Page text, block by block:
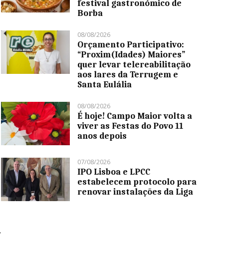
festival gastronómico de
Borba
08/08/2026
Orçamento Participativo:
“Proxim(Idades) Maiores”
quer levar telereabilitação
aos lares da Terrugem e
Santa Eulália
08/08/2026
É hoje! Campo Maior volta a
viver as Festas do Povo 11
anos depois
07/08/2026
IPO Lisboa e LPCC
estabelecem protocolo para
renovar instalações da Liga